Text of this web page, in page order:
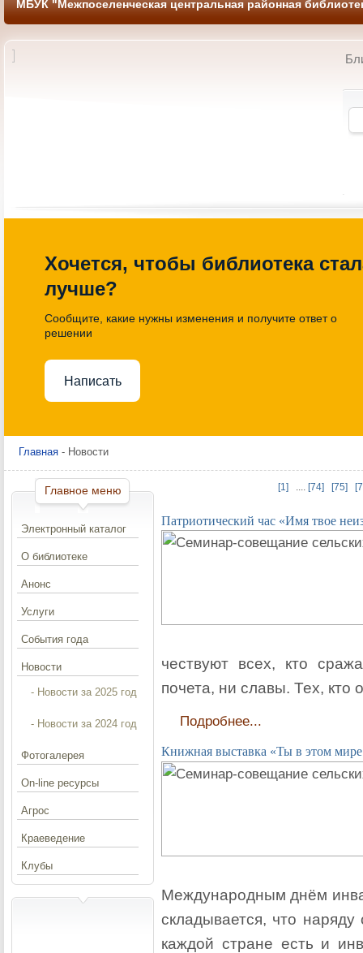
МБУК "Межпоселенческая центральная районная
Хочется, чтобы библиотека
лучше?
Сообщите, какие нужны изменения и получите ответ о
решении
Написать
Главная - Новости
[1] .... [74] [75]
Патриотический час «Имя твое
чествуют всех, кто
почета, ни славы. Тех, кто
Подробнее...
Книжная выставка «Ты в этом
Международным днём
складывается, что
каждой стране есть и
Главное меню
Электронный каталог
О библиотеке
Анонс
Услуги
События года
Новости
- Новости за 2025 год
- Новости за 2024 год
Фотогалерея
On-line ресурсы
Агрос
Краеведение
Клубы